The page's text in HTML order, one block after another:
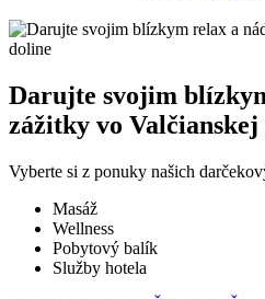
Darujte svojim
zážitky vo Valčianskej
Vyberte si z ponuky našich
Masáž
Wellness
Pobytový balík
Služby hotela